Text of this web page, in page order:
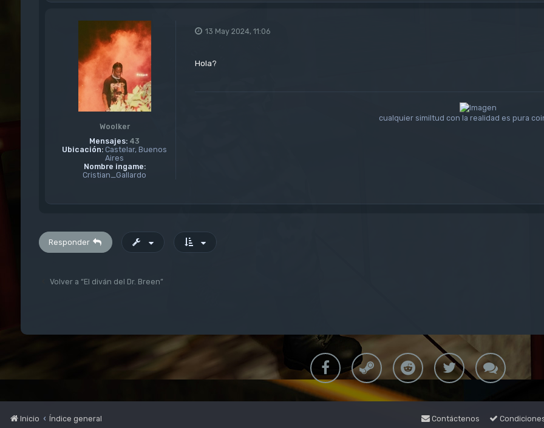
Woolker
Mensajes: 43
Ubicación: Castelar, Buenos
Aires
Nombre ingame:
Cristian_Gallardo
13 May 2024, 11:06
Hola?
cualquier similtud con la realidad es pura
Responder
Volver a “El diván del Dr. Breen”
Inicio Índice general Contáctenos